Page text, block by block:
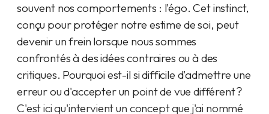
souvent nos comportements : l'égo. Cet instinct,
conçu pour protéger notre estime de soi, peut
devenir un frein lorsque nous sommes
confrontés à des idées contraires ou à des
critiques. Pourquoi est-il si difficile d'admettre une
erreur ou d'accepter un point de vue différent ?
C'est ici qu'intervient un concept que j'ai nommé